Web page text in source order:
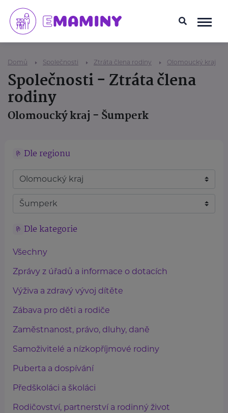
Domů Společnosti Ztráta člena rodiny Olomoucký kraj
Společnosti - Ztráta člena
rodiny
Olomoucký kraj - Šumperk
Dle regionu
Dle kategorie
Všechny
Zprávy z úřadů a informace o dotacích
Výživa a zdravý vývoj dítěte
Zábava pro děti a rodiče
Zaměstnanost, právo, dluhy, daně
Samoživitelé a nízkopříjmové rodiny
Puberta a dospívání
Předškoláci a školáci
Rodičovství, partnerství a rodinný život